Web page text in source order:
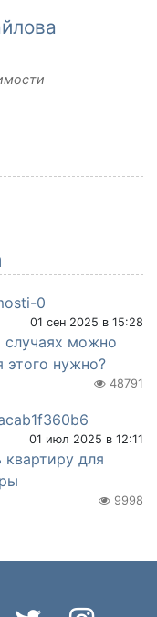
01 сен 2025 в 15:28
можно
этого нужно?
48791
01 июл 2025 в 12:11
квартиру для
9998